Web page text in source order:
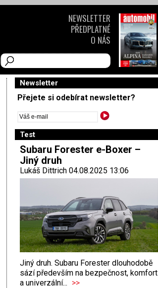
Newsletter
Přejete si odebírat newsletter?
Test
Subaru Forester e-Boxer –
Jiný druh
Lukáš Dittrich 04.08.2025 13:06
Jiný druh. Subaru Forester dlouhodobě
sází především na bezpečnost, komfort
a univerzální... >>
NEWSLETTER
PŘEDPLATNÉ
O NÁS